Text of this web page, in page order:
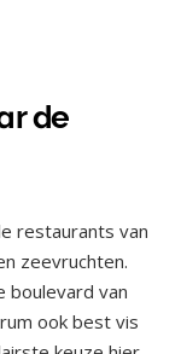
de
restaurants van
zeevruchten.
boulevard van
ook best vis